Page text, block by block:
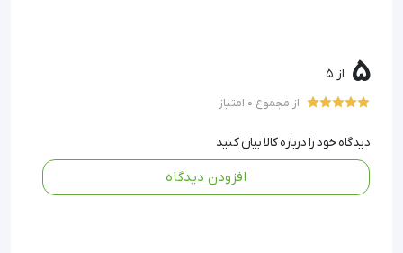
سازگاری با برندهای مختلف: این کاغذ با دستگاه‌های
انواع رولی و کتابی: با توجه به نیاز و نوع دستگاه خود،
می‌توانید فرمت مناسب را انتخاب کنید.
قیمت مقرون‌به‌صرفه: با هزینه‌ای مناسب، یک محصول با دوام
5 از 5
از مجموع 0 امتیاز
دیدگاه خود را درباره کالا بیان کنید
افزودن دیدگاه